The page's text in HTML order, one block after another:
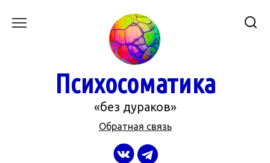
Психосоматика
«без дураков»
Обратная связь